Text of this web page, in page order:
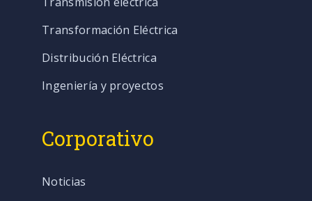
Transformación Eléctrica
Distribución Eléctrica
Ingeniería y proyectos
Corporativo
Noticias